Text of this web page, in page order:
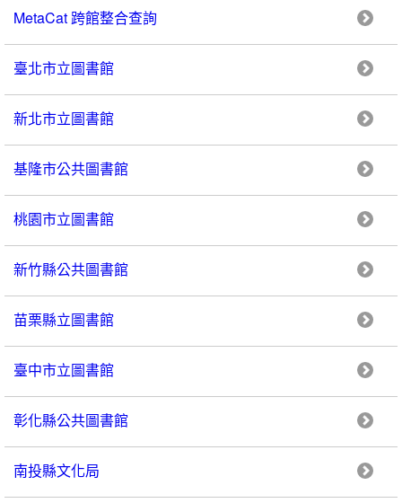
MetaCat 跨館整合查詢
臺北市立圖書館
新北市立圖書館
基隆市公共圖書館
桃園市立圖書館
新竹縣公共圖書館
苗栗縣立圖書館
臺中市立圖書館
彰化縣公共圖書館
南投縣文化局